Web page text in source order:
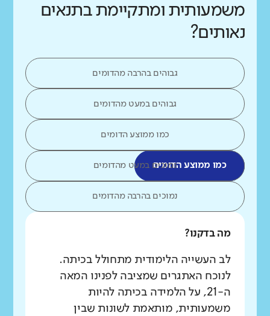
משמעותית ומתקיימת בתנאים
נאותים?
גבוהים בהרבה מהדומים
גבוהים במעט מהדומים
כמו ממוצע הדומים
כמו ממוצע הדומיםנמוכים במעט מהדומים
נמוכים בהרבה מהדומים
מה בדקנו?
לב העשייה הלימודית מתחולל בכיתה.
לנוכח האתגרים שמציבה לפנינו המאה
ה-21, על הלמידה בכיתה להיות
משמעותית, מותאמת לשונות שבין